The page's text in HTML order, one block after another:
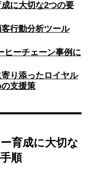
に大切な2つの要
行動分析ツール
ヒーチェーン事例に
り添ったロイヤル
支援策
育成に大切な
順